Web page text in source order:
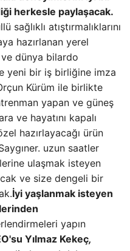
herkesle paylaşacak.
atıştırmalıklarını
hazırlanan yerel
dünya bilardo
yeni bir iş birliğine imza
Kürüm ile birlikte
yapan ve güneş
ve hayatını kapalı
hazırlayacağı ürün
uzun saatler
ulaşmak isteyen
ve size dengeli bir
İyi yaşlanmak isteyen
yapın
Yılmaz Kekeç,